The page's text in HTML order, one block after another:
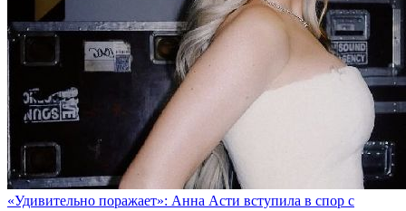
«Удивительно поражает»: Анна Асти вступила в спор с